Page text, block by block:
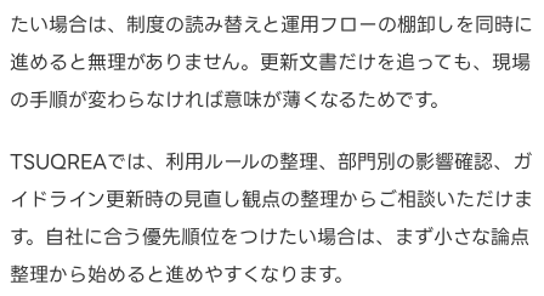
たい場合は、制度の読み替えと運用フローの棚卸しを同時に
進めると無理がありません。更新文書だけを追っても、現場
の手順が変わらなければ意味が薄くなるためです。
TSUQREAでは、利用ルールの整理、部門別の影響確認、ガ
イドライン更新時の見直し観点の整理からご相談いただけま
す。自社に合う優先順位をつけたい場合は、まず小さな論点
整理から始めると進めやすくなります。